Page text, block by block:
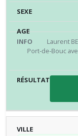
Laurent
Port-de-Bouc